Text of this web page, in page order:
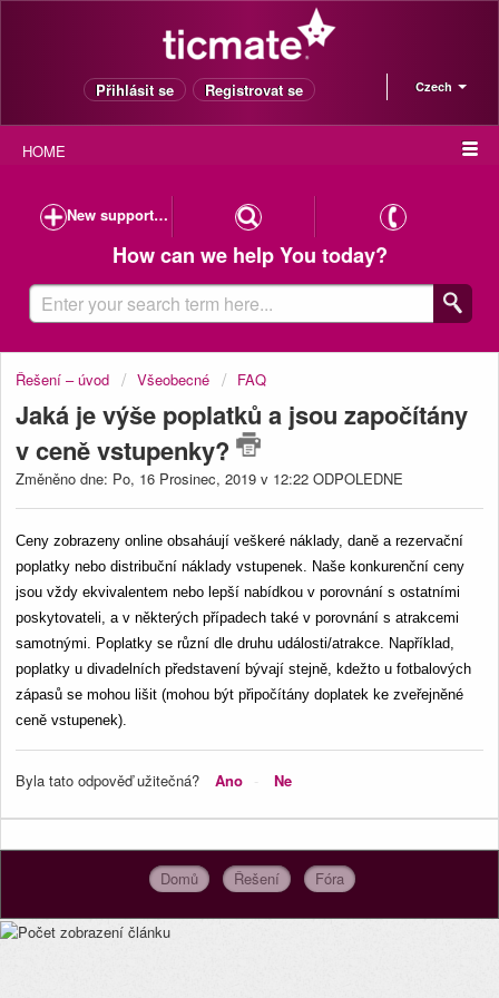
Czech
Přihlásit se Registrovat se
HOME
New support case
How can we help You today?
Řešení – úvod Všeobecné FAQ
Jaká je výše poplatků a jsou započítány
v ceně vstupenky?
Změněno dne: Po, 16 Prosinec, 2019 v 12:22 ODPOLEDNE
Ceny zobrazeny online obsaháují veškeré náklady, daně a rezervační
poplatky nebo distribuční náklady vstupenek. Naše konkurenční ceny
jsou vždy ekvivalentem nebo lepší nabídkou v porovnání s ostatními
poskytovateli, a v některých případech také v porovnání s atrakcemi
samotnými. Poplatky se různí dle druhu události/atrakce. Například,
poplatky u divadelních představení bývají stejně, kdežto u fotbalových
zápasů se mohou lišit (mohou být připočítány doplatek ke zveřejněné
ceně vstupenek).
Byla tato odpověď užitečná? Ano Ne
Domů Řešení Fóra